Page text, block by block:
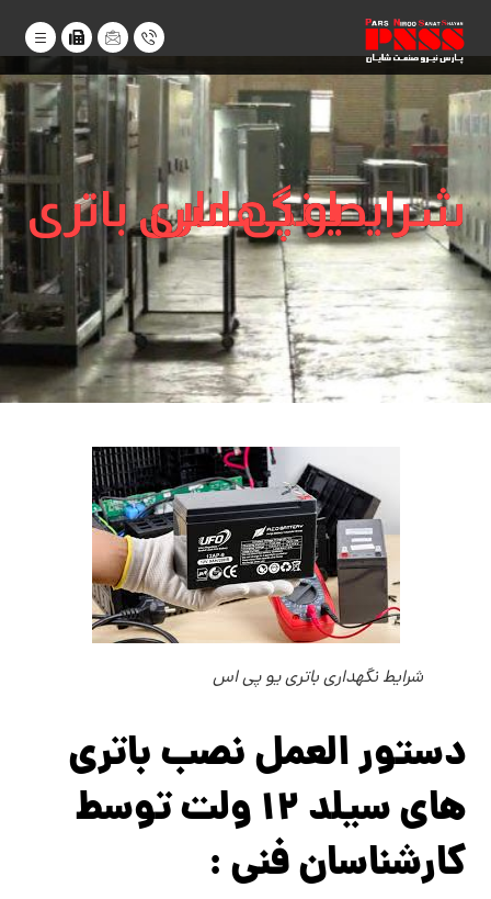
شرایط نگهداری باتری یو پی اس
شرایط نگهداری باتری یو پی اس
دستور العمل نصب باتری
های سیلد ۱۲ ولت توسط
کارشناسان فنی :